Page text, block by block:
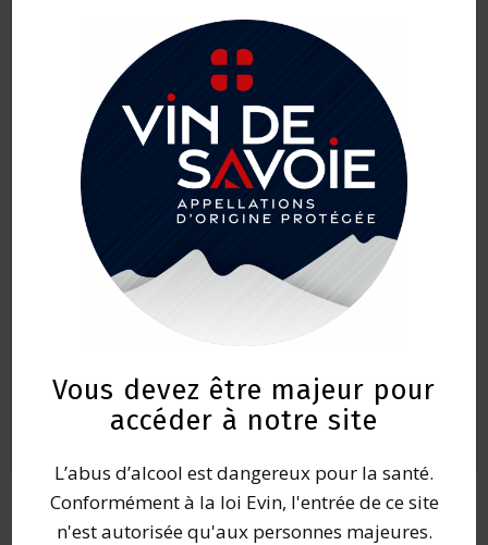
Vous devez être majeur pour
accéder à notre site
L’abus d’alcool est dangereux pour la santé.
Conformément à la loi Evin, l'entrée de ce site
n'est autorisée qu'aux personnes majeures.
47 impasse de la cave 73310 Ruffieux,
France
04 79 54 27 12